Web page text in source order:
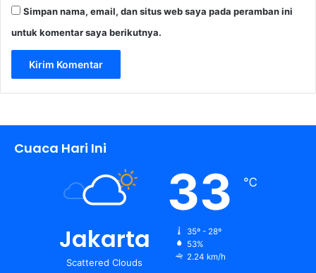
Simpan nama, email, dan situs web saya pada peramban ini
untuk komentar saya berikutnya.
Cuaca Hari Ini
Jakarta
Scattered Clouds
33 ℃
35º - 28º
53%
2.24 km/h